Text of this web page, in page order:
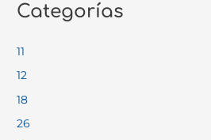
Categorías
11
12
18
26